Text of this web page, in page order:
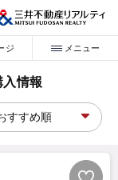
ジ メニュー
情報